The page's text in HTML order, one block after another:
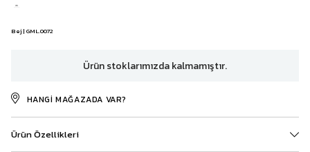
Bej | GML.0072
Ürün stoklarımızda kalmamıştır.
HANGI MAĞAZADA VAR?
Ürün Özellikleri